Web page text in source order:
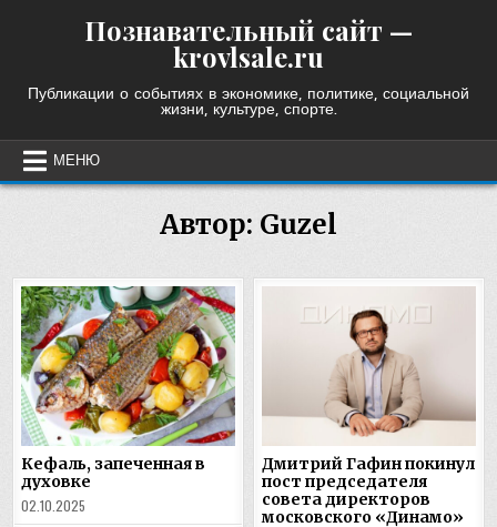
Познавательный сайт —
krovlsale.ru
Публикации о событиях в экономике, политике, социальной
жизни, культуре, спорте.
МЕНЮ
Автор: Guzel
Кефаль, запеченная в
духовке
02.10.2025
Дмитрий Гафин покинул
пост председателя
совета директоров
московского «Динамо»